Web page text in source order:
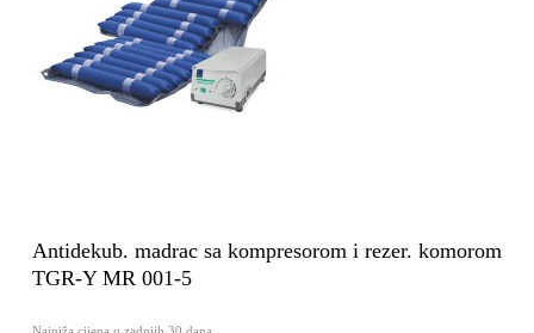
Antidekub. madrac sa kompresorom i rezer. komorom
TGR-Y MR 001-5